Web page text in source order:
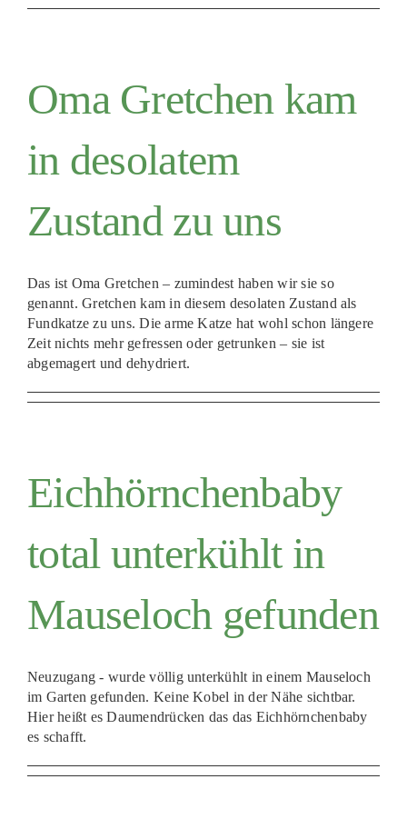
Oma Gretchen kam
in desolatem
Zustand zu uns
Das ist Oma Gretchen – zumindest haben wir sie so
genannt. Gretchen kam in diesem desolaten Zustand als
Fundkatze zu uns. Die arme Katze hat wohl schon längere
Zeit nichts mehr gefressen oder getrunken – sie ist
abgemagert und dehydriert.
Eichhörnchenbaby
total unterkühlt in
Mauseloch gefunden
Neuzugang - wurde völlig unterkühlt in einem Mauseloch
im Garten gefunden. Keine Kobel in der Nähe sichtbar.
Hier heißt es Daumendrücken das das Eichhörnchenbaby
es schafft.